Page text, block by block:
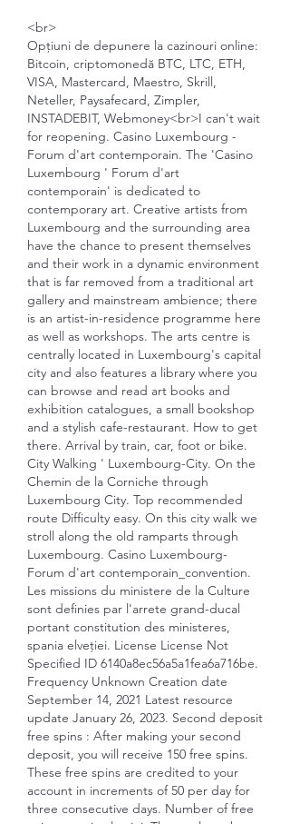
<br>
Opțiuni de depunere la cazinouri online:
Bitcoin, criptomonedă BTC, LTC, ETH,
VISA, Mastercard, Maestro, Skrill,
Neteller, Paysafecard, Zimpler,
INSTADEBIT, Webmoney<br>I can't wait
for reopening. Casino Luxembourg -
Forum d'art contemporain. The 'Casino
Luxembourg ' Forum d'art
contemporain' is dedicated to
contemporary art. Creative artists from
Luxembourg and the surrounding area
have the chance to present themselves
and their work in a dynamic environment
that is far removed from a traditional art
gallery and mainstream ambience; there
is an artist-in-residence programme here
as well as workshops. The arts centre is
centrally located in Luxembourg's capital
city and also features a library where you
can browse and read art books and
exhibition catalogues, a small bookshop
and a stylish cafe-restaurant. How to get
there. Arrival by train, car, foot or bike.
City Walking ' Luxembourg-City. On the
Chemin de la Corniche through
Luxembourg City. Top recommended
route Difficulty easy. On this city walk we
stroll along the old ramparts through
Luxembourg. Casino Luxembourg-
Forum d'art contemporain_convention.
Les missions du ministere de la Culture
sont definies par l'arrete grand-ducal
portant constitution des ministeres,
spania elveției. License License Not
Specified ID 6140a8ec56a5a1fea6a716be.
Frequency Unknown Creation date
September 14, 2021 Latest resource
update January 26, 2023. Second deposit
free spins : After making your second
deposit, you will receive 150 free spins.
These free spins are credited to your
account in increments of 50 per day for
three consecutive days. Number of free